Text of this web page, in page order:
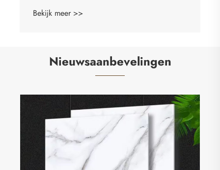
Nieuwsaanbevelingen